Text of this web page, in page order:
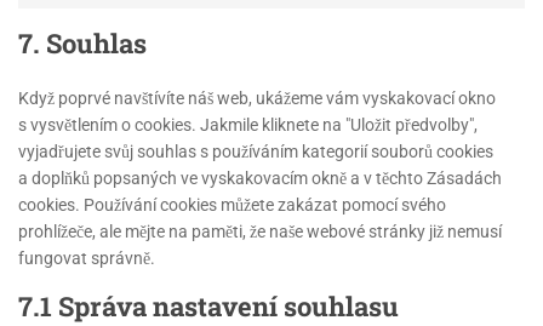
7. Souhlas
Když poprvé navštívíte náš web, ukážeme vám vyskakovací okno
s vysvětlením o cookies. Jakmile kliknete na "Uložit předvolby",
vyjadřujete svůj souhlas s používáním kategorií souborů cookies
a doplňků popsaných ve vyskakovacím okně a v těchto Zásadách
cookies. Používání cookies můžete zakázat pomocí svého
prohlížeče, ale mějte na paměti, že naše webové stránky již nemusí
fungovat správně.
7.1 Správa nastavení souhlasu